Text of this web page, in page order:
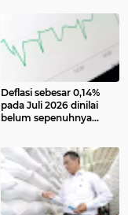
Deflasi sebesar 0,14%
pada Juli 2026 dinilai
belum sepenuhnya
Pengamat ekonomi
Center of Reform on
Economics (Core)
Indonesia